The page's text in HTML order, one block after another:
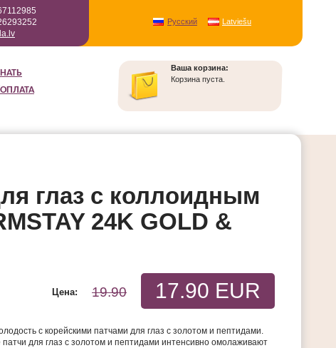
Ваша корзина:
Корзина пуста.
Русский Latviešu
глаз с коллоидным
24K GOLD &
17.90 EUR
19.90
Цена:
с корейскими патчами для глаз с золотом и пептидами.
для глаз с золотом и пептидами интенсивно омолаживают